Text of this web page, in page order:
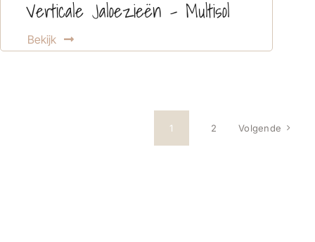
Verticale Jaloezieën – Multisol
Bekijk
1 2 Volgende